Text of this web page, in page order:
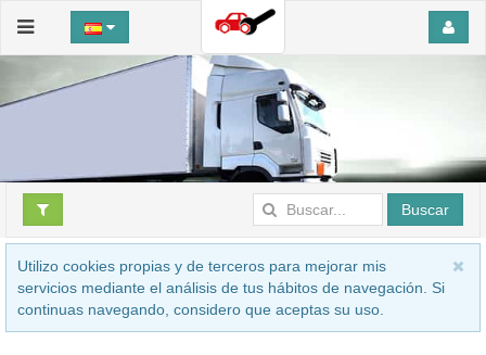
Buscar
Utilizo cookies propias y de terceros para mejorar mis
servicios mediante el análisis de tus hábitos de navegación. Si
continuas navegando, considero que aceptas su uso.